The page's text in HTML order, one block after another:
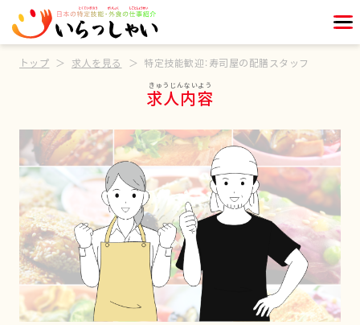
トップ 求人を見る 特定技能歓迎：寿司屋の配膳スタッフ
求人内容